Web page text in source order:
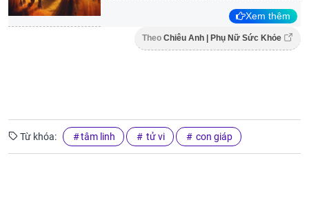
Xem thêm
Theo Chiêu Anh | Phụ Nữ Sức Khỏe
Từ khóa: tâm linh tử vi con giáp